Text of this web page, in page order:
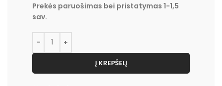
Prekės paruošimas bei pristatymas 1-1,5
sav.
Į KREPŠELĮ